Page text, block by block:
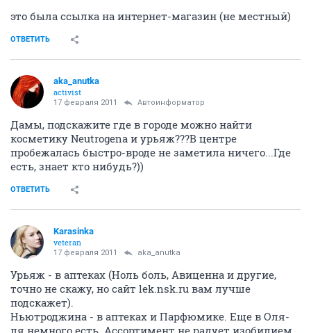
это была ссылка на интернет-магазин (не местный)
ОТВЕТИТЬ
aka_anutka
activist
17 февраля 2011 Автоинформатор
Дамы, подскажите где в городе можно найти
косметику Neutrogena и урьяж???В центре
пробежалась быстро-вроде не заметила ничего...Где
есть, знает кто нибудь?))
ОТВЕТИТЬ
Karasinka
veteran
17 февраля 2011 aka_anutka
Урьяж - в аптеках (Ноль боль, Авиценна и другие,
точно не скажу, но сайт lek.nsk.ru вам лучше
подскажет).
Ньютроджина - в аптеках и Парфюмике. Еще в Оля-